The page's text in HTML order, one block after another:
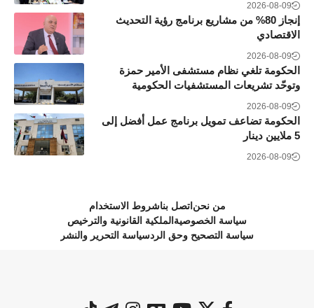
2026-08-09
إنجاز 80% من مشاريع برنامج رؤية التحديث
الاقتصادي
2026-08-09
الحكومة تلغي نظام مستشفى الأمير حمزة
وتوحّد تشريعات المستشفيات الحكومية
2026-08-09
الحكومة تضاعف تمويل برنامج عمل أفضل إلى
5 ملايين دينار
2026-08-09
من نحن اتصل بناشروط الاستخدام
سياسة الخصوصية الملكية القانونية والترخيص
سياسة التصحيح وحق الردسياسة التحرير والنشر